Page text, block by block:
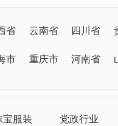
省 云南省 四川省
市 重庆市 河南省
宝服装 党政行业